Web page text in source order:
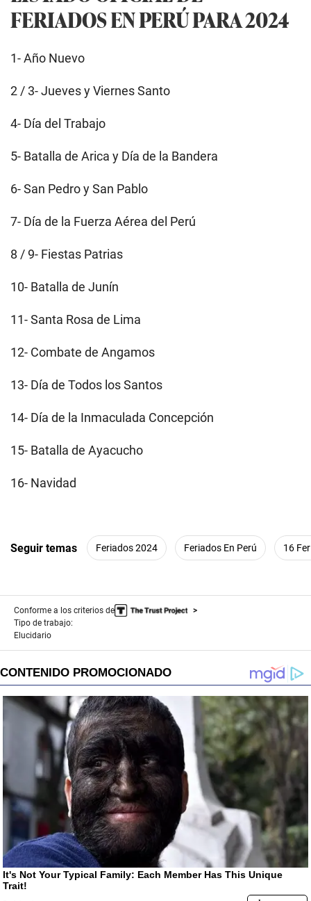
FERIADOS EN PERÚ PARA 2024
1- Año Nuevo
2 / 3- Jueves y Viernes Santo
4- Día del Trabajo
5- Batalla de Arica y Día de la Bandera
6- San Pedro y San Pablo
7- Día de la Fuerza Aérea del Perú
8 / 9- Fiestas Patrias
10- Batalla de Junín
11- Santa Rosa de Lima
12- Combate de Angamos
13- Día de Todos los Santos
14- Día de la Inmaculada Concepción
15- Batalla de Ayacucho
16- Navidad
Seguir temas Feriados 2024 Feriados En Perú 16
Conforme a los criterios de
Tipo de trabajo:
Elucidario